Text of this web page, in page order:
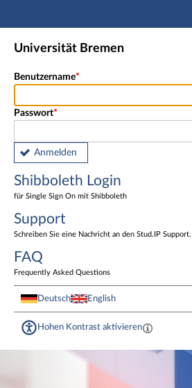
Hauptnavigation
Shibboleth Login
Universität Bremen
Benutzername
Passwort
Anmelden
Shibboleth Login
für Single Sign On mit Shibboleth
Support
Schreiben Sie eine Nachricht an den Stud.IP Support.
FAQ
Frequently Asked Questions
Deutsch English
Hohen Kontrast aktivieren